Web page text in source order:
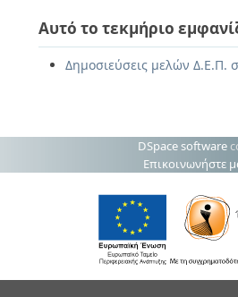
Αυτό το τεκμήριο
Δημοσιεύσεις μελών Δ.Ε.Π.
DSpace software
Επικοινωνήστε